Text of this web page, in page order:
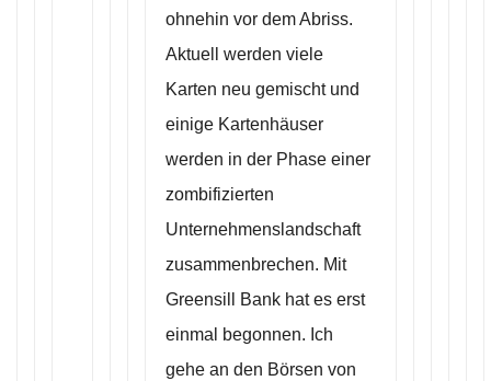
ohnehin vor dem Abriss.
Aktuell werden viele
Karten neu gemischt und
einige Kartenhäuser
werden in der Phase einer
zombifizierten
Unternehmenslandschaft
zusammenbrechen. Mit
Greensill Bank hat es erst
einmal begonnen. Ich
gehe an den Börsen von